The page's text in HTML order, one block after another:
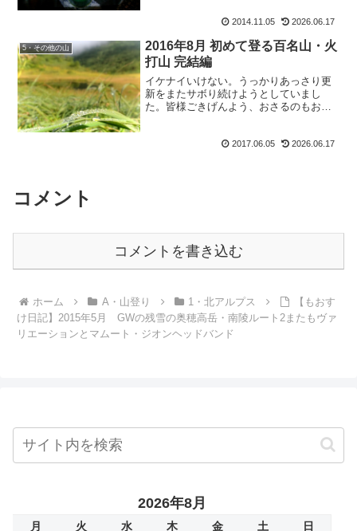
ついて書きたいと思います。いえね、本
2014.11.05 2026.06.17
5・その他の山
2016年8月 初めて登る百名山・火
打山 完結編
イケナイいけない。うっかりあっさり更
新をまたサボり続けようとしていまし
た。皆様ごきげんよう、おさるのもおす
頑張って更新していきます。初めて登る
2017.06.05 2026.06.17
コメント
コメントを書き込む
ホーム A・山登り 1・北アルプス
【もおす
け日記】2015年5月 GWの残雪の奥穂高岳・南陵ルート2またもヴァ
リエーションとマムート・ジオンヘッドバンド
2026年8月
月 火 水 木 金 土 日